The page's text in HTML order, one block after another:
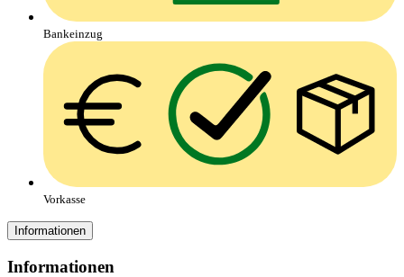
Bankeinzug
Vorkasse
Informationen
Informationen